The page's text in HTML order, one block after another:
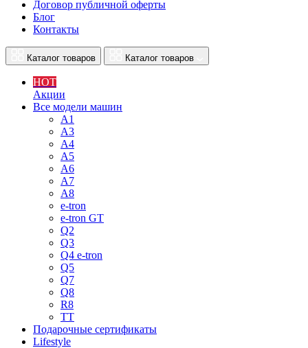
Договор публичной оферты
Блог
Контакты
Каталог товаров Каталог товаров
HOT
Акции
Все модели машин
A1
A3
A4
A5
A6
A7
A8
e-tron
e-tron GT
Q2
Q3
Q4 e-tron
Q5
Q7
Q8
R8
TT
Подарочные сертификаты
Lifestyle